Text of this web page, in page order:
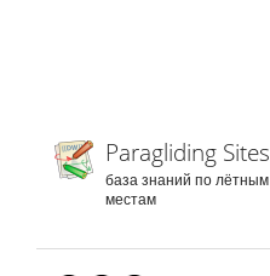
Paragliding Sites
база знаний по лётным
местам